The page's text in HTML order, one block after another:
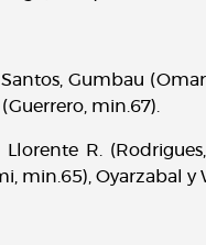
Gumbau
min.67).
R.
min.65), Oyarzabal y